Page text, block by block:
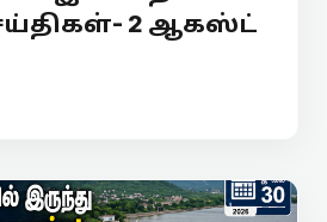
2 ஆகஸ்ட்